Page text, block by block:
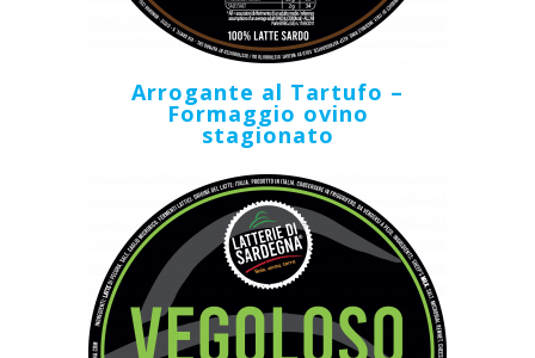
Arrogante al Tartufo –
Formaggio ovino
stagionato